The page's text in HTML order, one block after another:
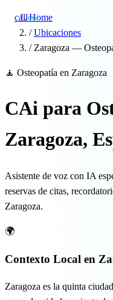
callcai
Precios
Integraciones
Demo →
Home
/ Ubicaciones
/ Zaragoza —
🧘 Osteopatía en Zaragoza
CAi para
Zaragoza,
Asistente de voz con IA
reservas de citas,
Zaragoza.
🌍
Contexto Local en
Zaragoza es la quinta